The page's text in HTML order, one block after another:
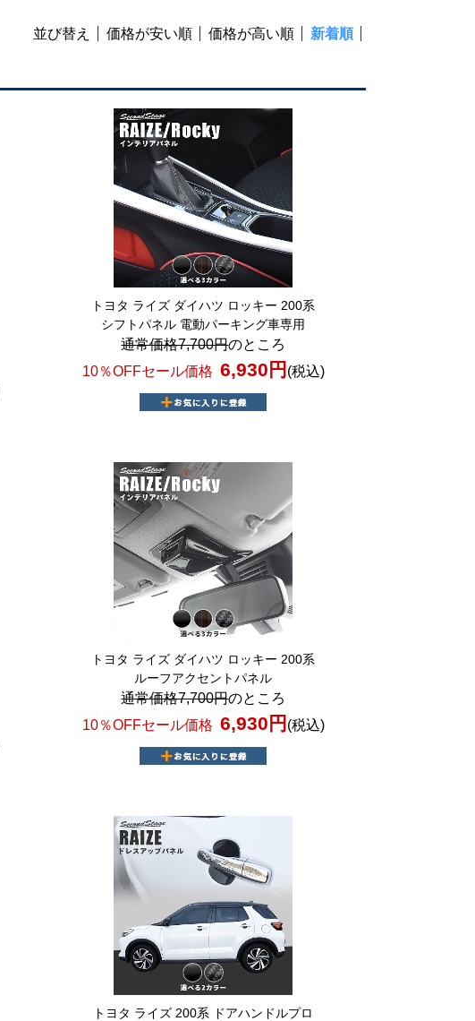
並び替え 価格が安い順 価格が高い順 新着順
トヨタ ライズ ダイハツ ロッキー 200系
シフトパネル 電動パーキング車専用
通常価格7,700円のところ
10％OFFセール価格 6,930円 (税込)
トヨタ ライズ ダイハツ ロッキー 200系
ルーフアクセントパネル
通常価格7,700円のところ
10％OFFセール価格 6,930円 (税込)
トヨタ ライズ 200系 ドアハンドルプロ